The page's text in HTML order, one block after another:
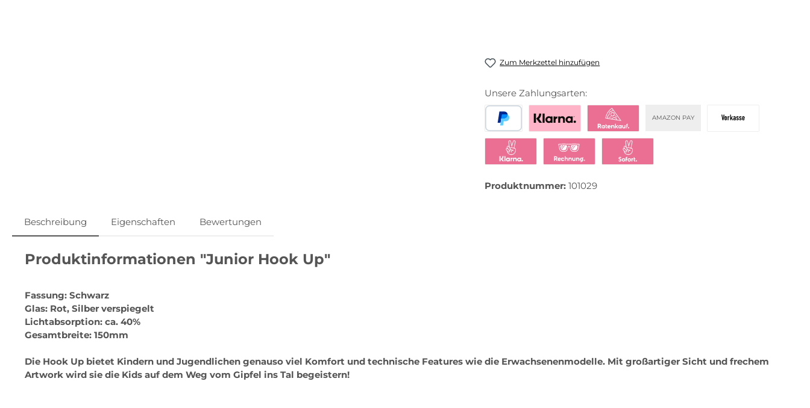
Zum Merkzettel hinzufügen
Unsere Zahlungsarten:
AMAZON PAY
PayPal Bezahlen mit KlarnaKlarna Ratenkauf
Produktnummer: 101029
Beschreibung Eigenschaften Bewertungen
Produktinformationen "Junior Hook Up"
Fassung: Schwarz
Glas: Rot, Silber verspiegelt
Lichtabsorption: ca. 40%
Gesamtbreite: 150mm
Die Hook Up bietet Kindern und Jugendlichen genauso viel Komfort und technische Features wie die Erwachsenenmodelle. Mit großartiger Sicht und frechem
Artwork wird sie die Kids auf dem Weg vom Gipfel ins Tal begeistern!